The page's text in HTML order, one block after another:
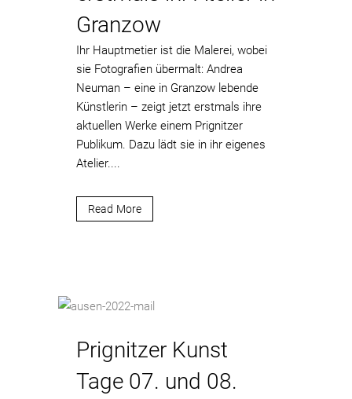
Granzow
Ihr Hauptmetier ist die Malerei, wobei
sie Fotografien übermalt: Andrea
Neuman – eine in Granzow lebende
Künstlerin – zeigt jetzt erstmals ihre
aktuellen Werke einem Prignitzer
Publikum. Dazu lädt sie in ihr eigenes
Atelier....
Read More
Prignitzer Kunst
Tage 07. und 08.